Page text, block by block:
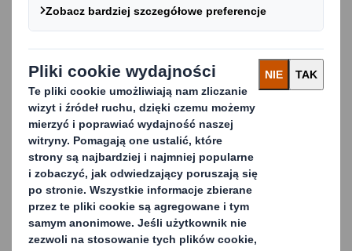
Dostępne w wersjach z podwójną i potrójną ścianką,
opakowania typu bulk, wykonane z naturalnych, w pełni
recyklingowalnych materiałów, takich jak papier kraft,
półchemiczny fluting oraz kleje odporne na wilgoć,
zapewniają z kolei niezwykłą wytrzymałość, umożliwiając
transport dużych ładunków bez obawy o ich
uszkodzenie. Co więcej, niektóre z nich charakteryzują
się możliwością wielokrotnego użytku, co czyni je
doskonałym rozwiązaniem zarówno na rynku krajowym,
jak i międzynarodowym. Dzięki temu, oprócz
oszczędności związanych z logistyką i transportem,
przyczyniasz się również do ochrony środowiska.